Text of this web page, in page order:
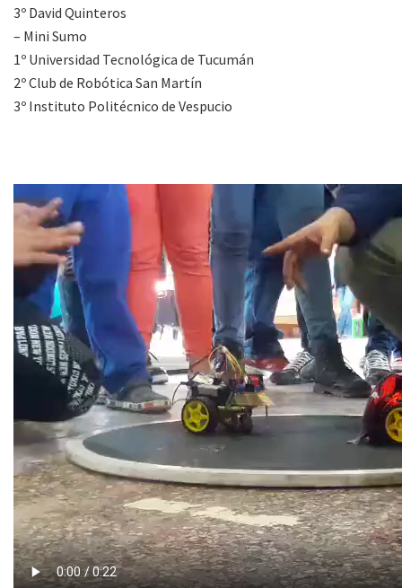
3º David Quinteros
– Mini Sumo
1º Universidad Tecnológica de Tucumán
2º Club de Robótica San Martín
3º Instituto Politécnico de Vespucio